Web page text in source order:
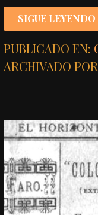
SIGUE
PUBLICADO EN:
ARCHIVADO